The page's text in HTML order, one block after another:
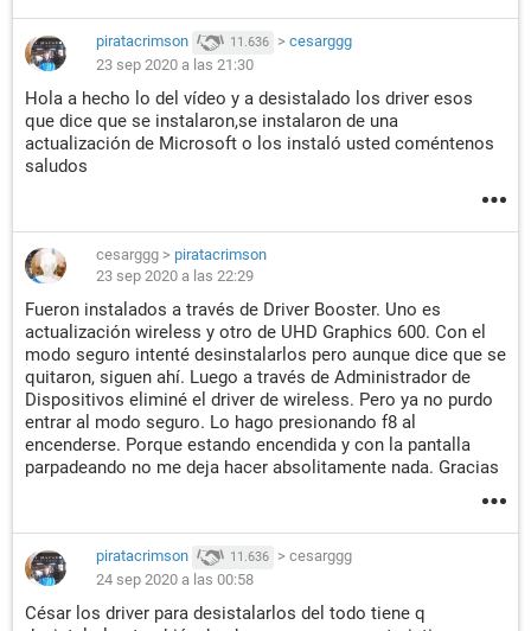
piratacrimson 11.636 > cesarggg
23 sep 2020 a las 21:30
Hola a hecho lo del vídeo y a desistalado los driver esos
que dice que se instalaron,se instalaron de una
actualización de Microsoft o los instaló usted coméntenos
saludos
cesarggg > piratacrimson
23 sep 2020 a las 22:29
Fueron instalados a través de Driver Booster. Uno es
actualización wireless y otro de UHD Graphics 600. Con el
modo seguro intenté desinstalarlos pero aunque dice que se
quitaron, siguen ahí. Luego a través de Administrador de
Dispositivos eliminé el driver de wireless. Pero ya no purdo
entrar al modo seguro. Lo hago presionando f8 al
encenderse. Porque estando encendida y con la pantalla
parpadeando no me deja hacer absolitamente nada. Gracias
piratacrimson 11.636 > cesarggg
24 sep 2020 a las 00:58
César los driver para desistalarlos del todo tiene q